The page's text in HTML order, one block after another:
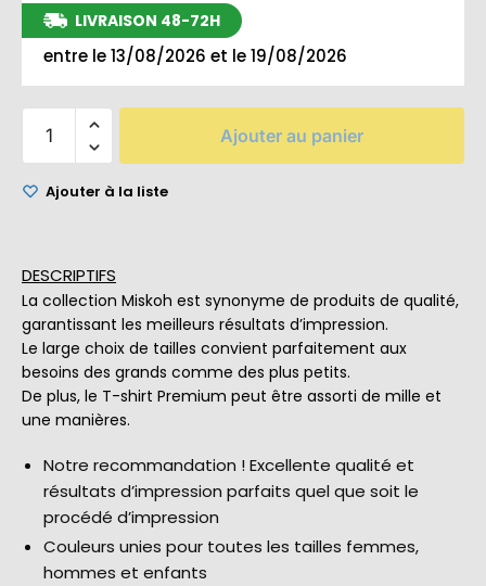
LIVRAISON 48-72H
entre le 13/08/2026 et le 19/08/2026
Ajouter au panier
Ajouter à la liste
DESCRIPTIFS
La collection Miskoh est synonyme de produits de qualité,
garantissant les meilleurs résultats d’impression.
Le large choix de tailles convient parfaitement aux
besoins des grands comme des plus petits.
De plus, le T-shirt Premium peut être assorti de mille et
une manières.
Notre recommandation ! Excellente qualité et
résultats d’impression parfaits quel que soit le
procédé d’impression
Couleurs unies pour toutes les tailles femmes,
hommes et enfants